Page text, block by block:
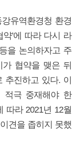
유역환경청 환경
’에 따라 다시 라
을 논의하자고 주
가 협약을 맺은 뒤
추진하고 있다. 이
적극 중재해야 한
따라 2021년 12월
견을 좁히지 못했